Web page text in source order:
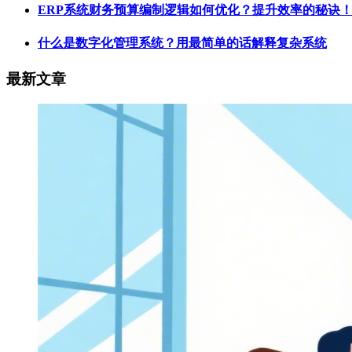
ERP系统财务预算编制逻辑如何优化？提升效率的秘诀！
什么是数字化管理系统？用最简单的话解释复杂系统
最新文章